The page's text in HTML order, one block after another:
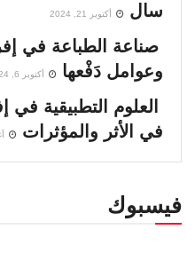
سال
أكتوبر 21, 2024
صناعة الطباعة في
وعوامل دَفْعها
أكتوبر 6, 2024
العلوم التطبيقية في
في الأثر والمؤثرات
فيسبوك